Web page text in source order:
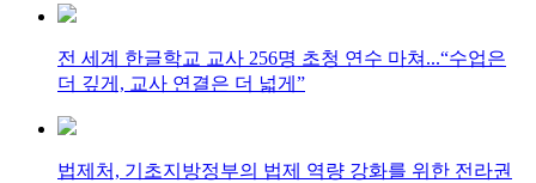
전 세계 한글학교 교사 256명 초청 연수 마쳐...“수업은
더 깊게, 교사 연결은 더 넓게”
법제처, 기초지방정부의 법제 역량 강화를 위한 전라권